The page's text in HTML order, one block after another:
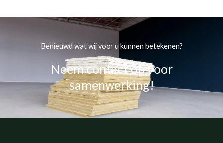
Benieuwd wat wij voor u kunnen betekenen?
Neem contact op voor
samenwerking!